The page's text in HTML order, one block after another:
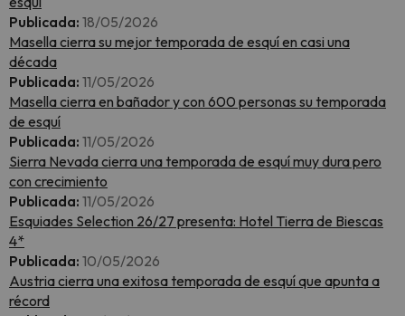
Publicada: 18/05/2026
Masella cierra su mejor temporada de esquí en casi una
década
Publicada: 11/05/2026
Masella cierra en bañador y con 600 personas su temporada
de esquí
Publicada: 11/05/2026
Sierra Nevada cierra una temporada de esquí muy dura pero
con crecimiento
Publicada: 11/05/2026
Esquiades Selection 26/27 presenta: Hotel Tierra de Biescas
4*
Publicada: 10/05/2026
Austria cierra una exitosa temporada de esquí que apunta a
récord